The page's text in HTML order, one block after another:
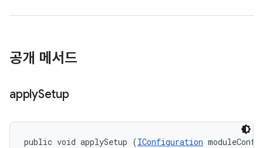
공개 메서드
applySetup
public void applySetup (IConfiguration